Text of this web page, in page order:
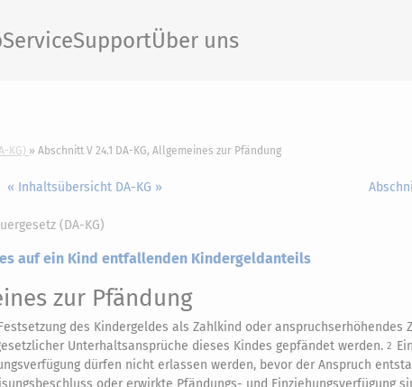
ServiceSupportÜber uns
KG) Abschnitt V 24.1 DA-KG, Allgemeines zur Pfändung
« Inhaltsübersicht DA-KG »
(DA-KG)
auf ein Kind entfallenden Kindergeldanteils
zur Pfändung
des Kindergeldes als Zahlkind oder anspruchserhöhendes
Unterhaltsansprüche dieses Kindes gepfändet werden. 2
dürfen nicht erlassen werden, bevor der Anspruch
oder erwirkte Pfändungs- und Einziehungsverfügung